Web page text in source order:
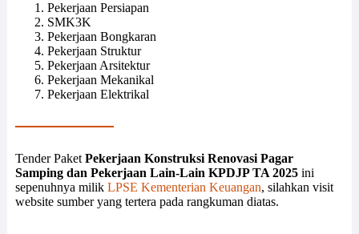
Pekerjaan Persiapan
SMK3K
Pekerjaan Bongkaran
Pekerjaan Struktur
Pekerjaan Arsitektur
Pekerjaan Mekanikal
Pekerjaan Elektrikal
Tender Paket Pekerjaan Konstruksi Renovasi Pagar
Samping dan Pekerjaan Lain-Lain KPDJP TA 2025 ini
sepenuhnya milik LPSE Kementerian Keuangan, silahkan visit
website sumber yang tertera pada rangkuman diatas.